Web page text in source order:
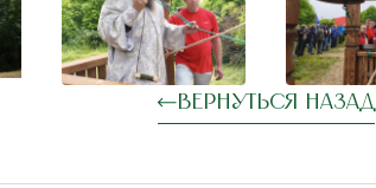
Вернуться назад